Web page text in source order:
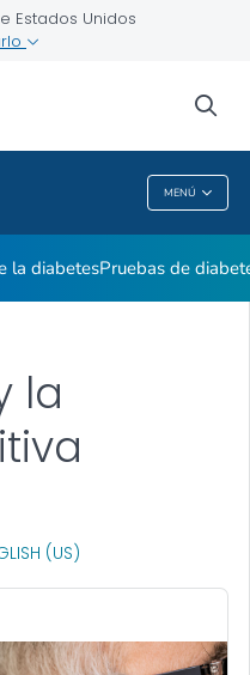
Estados Unidos
MENÚ
la diabetesPruebas de
FOR DETAILS.
(US)
la